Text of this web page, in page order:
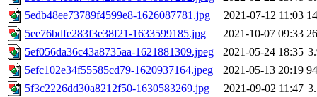
5edb48ee73789f4599e8-1626087781.jpg
2021-07-12 11:03
5ee76bdfe283f3e38f21-1633599185.jpg
2021-10-07 09:33
5ef056da36c43a8735aa-1621881309.jpeg
2021-05-24 18:35
5efc102e34f55585cd79-1620937164.jpeg
2021-05-13 20:19
5f3c2226dd30a8212f50-1630583269.jpg
2021-09-02 11:47